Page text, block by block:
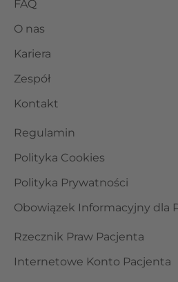
FAQ
O nas
Kariera
Zespół
Kontakt
Regulamin
Polityka Cookies
Polityka Prywatności
Obowiązek Informacyjny dla
Rzecznik Praw Pacjenta
Internetowe Konto Pacjenta